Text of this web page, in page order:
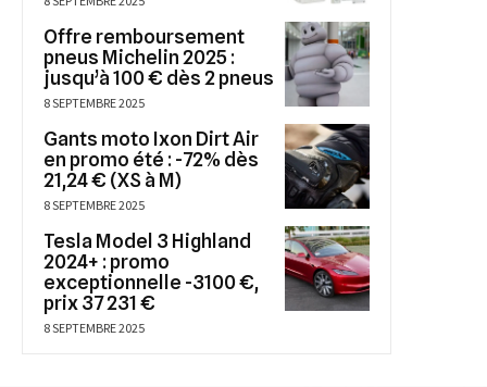
Offre remboursement
pneus Michelin 2025 :
jusqu’à 100 € dès 2 pneus
8 SEPTEMBRE 2025
Gants moto Ixon Dirt Air
en promo été : -72% dès
21,24 € (XS à M)
8 SEPTEMBRE 2025
Tesla Model 3 Highland
2024+ : promo
exceptionnelle -3100 €,
prix 37 231 €
8 SEPTEMBRE 2025